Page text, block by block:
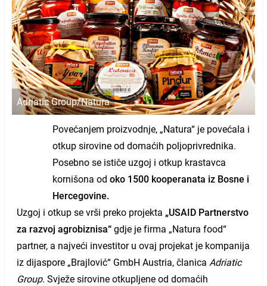
Adriatic Group/Natura
Povećanjem proizvodnje, „Natura“ je povećala i
otkup sirovine od domaćih poljoprivrednika.
Posebno se ističe uzgoj i otkup krastavca
kornišona od oko 1500 kooperanata iz Bosne i
Hercegovine.
Uzgoj i otkup se vrši preko projekta „USAID Partnerstvo
za razvoj agrobiznisa“gdje je firma „Natura food“
partner, a najveći investitor u ovaj projekat je kompanija
iz dijaspore „Brajlović“ GmbH Austria, članica Adriatic
Group. Svježe sirovine otkupljene od domaćih